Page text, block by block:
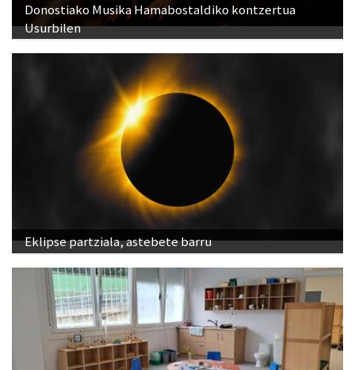
Donostiako Musika Hamabostaldiko kontzertua
Usurbilen
Eklipse partziala, astebete barru